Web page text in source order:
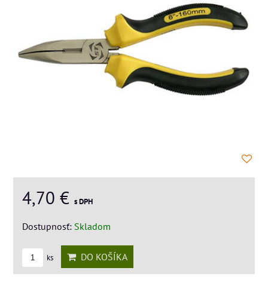
4,70 € s DPH
Dostupnosť: Skladom
ks DO KOŠÍKA